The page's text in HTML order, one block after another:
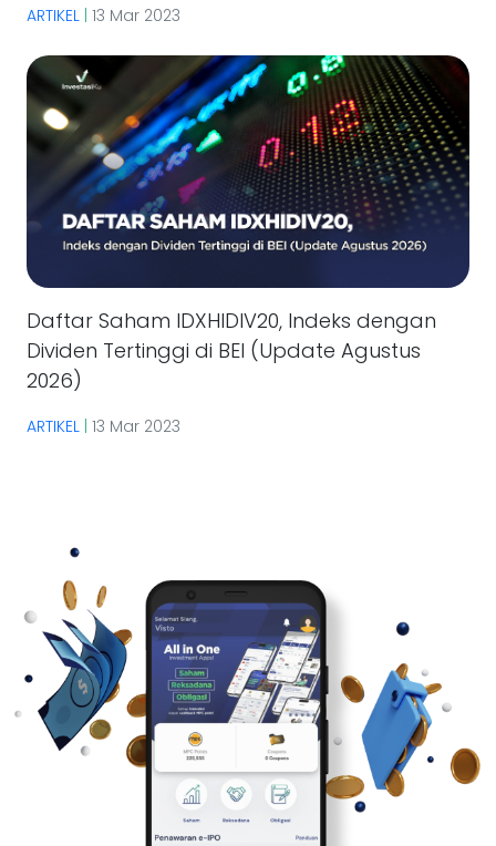
ARTIKEL | 13 Mar 2023
Daftar Saham IDXHIDIV20, Indeks dengan
Dividen Tertinggi di BEI (Update Agustus
2026)
ARTIKEL 13 Mar 2023